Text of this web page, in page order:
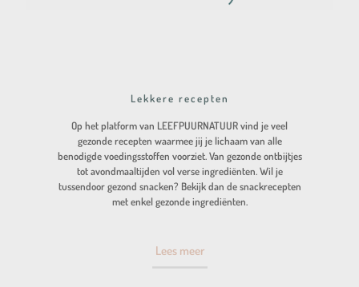
Lekkere recepten
Op het platform van LEEFPUURNATUUR vind je veel
gezonde recepten waarmee jij je lichaam van alle
benodigde voedingsstoffen voorziet. Van gezonde ontbijtjes
tot avondmaaltijden vol verse ingrediënten. Wil je
tussendoor gezond snacken? Bekijk dan de snackrecepten
met enkel gezonde ingrediënten.
Lees meer